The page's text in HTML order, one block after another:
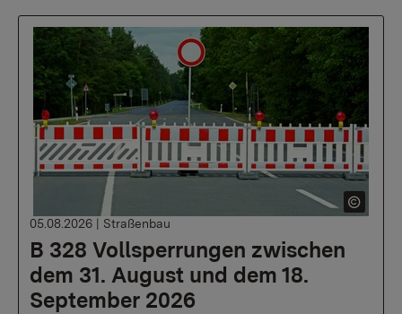
B 328 Vollsperrungen zwischen
dem 31. August und dem 18.
September 2026
05.08.2026 | Straßenbau